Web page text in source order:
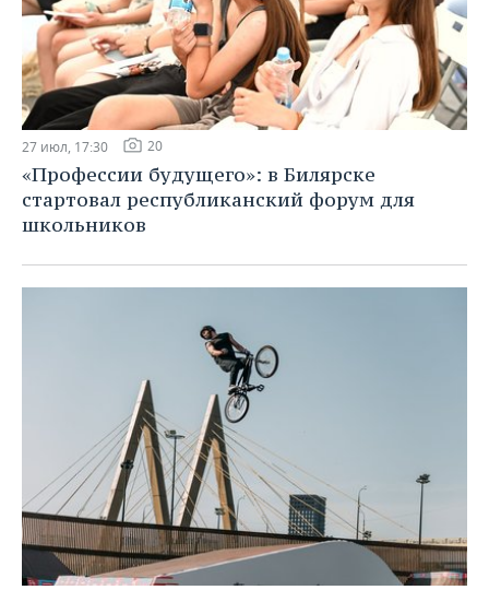
27 июл, 17:30 20
«Профессии будущего»: в Билярске
стартовал республиканский форум для
школьников